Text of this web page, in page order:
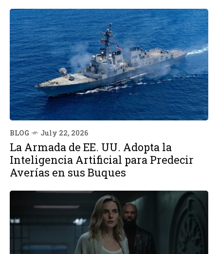
BLOG July 22, 2026
La Armada de EE. UU. Adopta la
Inteligencia Artificial para Predecir
Averías en sus Buques